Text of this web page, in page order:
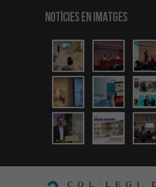
Notícies en Imatges